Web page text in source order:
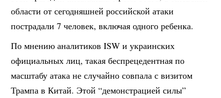
области от сегодняшней российской атаки
пострадали 7 человек, включая одного ребенка.
По мнению аналитиков ISW и украинских
официальных лиц, такая беспрецедентная по
масштабу атака не случайно совпала с визитом
Трампа в Китай. Этой “демонстрацией силы”